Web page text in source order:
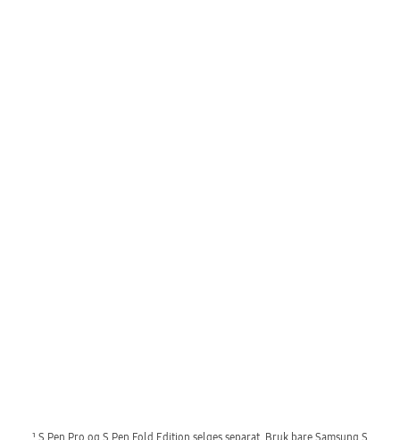
¹ S Pen Pro og S Pen Fold Edition selges separat. Bruk bare Samsung S